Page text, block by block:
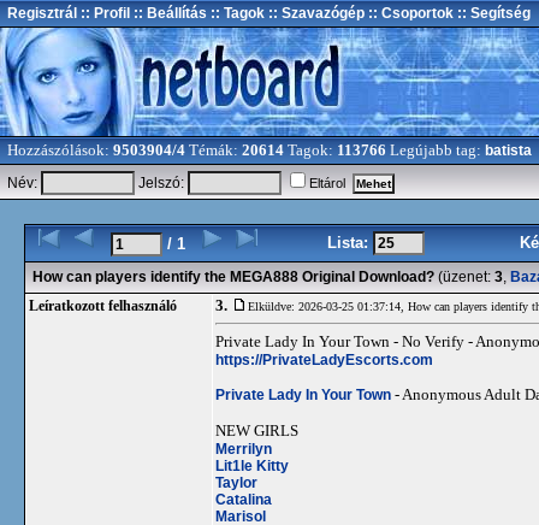
Regisztrál :: Profil :: Beállítás :: Tagok :: Szavazógép :: Csoportok :: Segítség
Hozzászólások: 9503904/4 Témák: 20614 Tagok: 113766 Legújabb tag: batista
Név:
Jelszó: Eltárol
/ 1 Lista:
How can players identify the MEGA888 Original Download? (üzenet: 3,
Leíratkozott felhasználó 3. Elküldve: 2026-03-25 01:37:14, How can players identify
Private Lady In Your Town - No Verify -
https://PrivateLadyEscorts.com
Private Lady In Your Town - Anonymous Adult
NEW GIRLS
Merrilyn
Lit1le Kitty
Taylor
Catalina
Marisol